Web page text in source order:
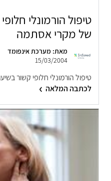
טיפול הורמונלי
של מקרי אסתמה
מאת: מערכת אינפומד
15/03/2004
טיפול הורמונלי חלופי קשור
לכתבה המלאה